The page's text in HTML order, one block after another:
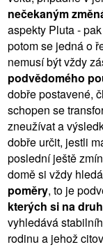
nečekaným
aspekty Pluta -
potom se jedná o
nemusí být vždy
podvědomého
dobře postavené,
schopen se
zneužívat a
dobře určit, jestli
poslední ještě
domě si vždy
poměry, to je
kterých si na
vyhledává
rodinu a jehož